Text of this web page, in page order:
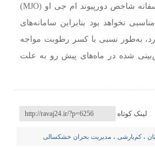
وظیفه در پایان گفت: متاسفانه شاخص دورپیوند ام جی او (MJO)
نخواهد بود بنابراین سامانه‌های
به‌طور نسبی با کسر رطوبت مواجه
شده در ماه‌های پیش رو به علت
لینک کوتاه
،کم‌بارشی ، مدیریت بحران خشکسالی